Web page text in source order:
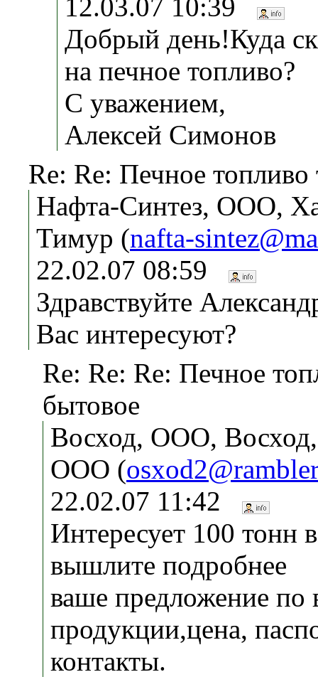
12.03.07 10:39
Добрый день!Куда
на печное топливо?
С уважением,
Алексей Симонов
Re: Re: Печное
Нафта-Синтез, ООО,
Тимур (nafta-
22.02.07 08:59
Здравствуйте
Вас интересуют?
Re: Re: Re: Печное
бытовое
Восход, ООО, Восход,
ООО (
22.02.07 11:42
Интересует 100 тонн
вышлите подробнее
ваше предложение по
продукции,цена,
контакты.